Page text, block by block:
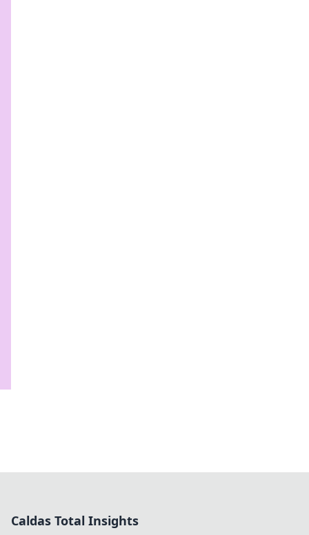
Caldas Total Insights